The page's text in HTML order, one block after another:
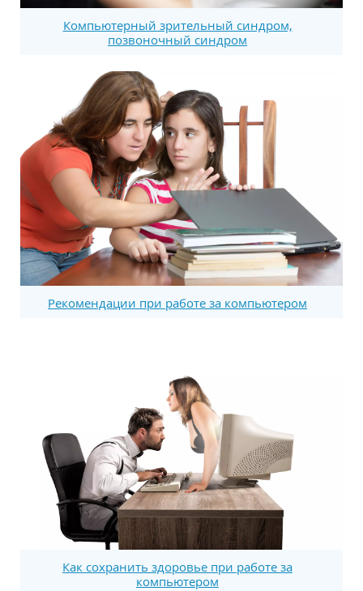
Компьютерный зрительный синдром,
позвоночный синдром
Рекомендации при работе за компьютером
Как сохранить здоровье при работе за
компьютером